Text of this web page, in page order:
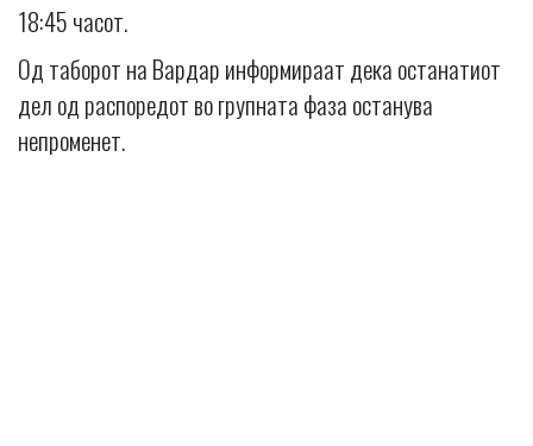
18:45 часот.
Од таборот на Вардар информираат дека останатиот
дел од распоредот во групната фаза останува
непроменет.